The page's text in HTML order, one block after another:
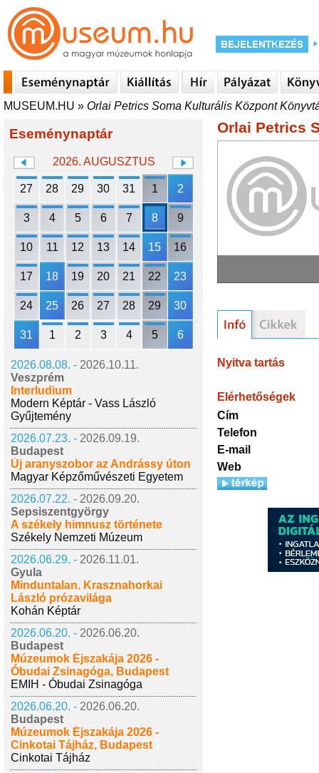
MUSEUM.HU » Orlai Petrics Soma Kulturális Központ
Eseménynaptár
2026. AUGUSZTUS
27 28 29 30 31 1 2
3 4 5 6 7 8 9
10 11 12 13 14 15 16
17 18 19 20 21 22 23
24 25 26 27 28 29 30
31 1 2 3 4 5 6
2026.08.08. - 2026.10.11.
Veszprém
Interludium
Modern Képtár - Vass László
Gyűjtemény
2026.07.23. - 2026.09.19.
Budapest
Új aranyszobor az Andrássy úton
Magyar Képzőművészeti Egyetem
2026.07.22. - 2026.09.20.
Sepsiszentgyörgy
A székely himnusz története
Székely Nemzeti Múzeum
2026.06.29. - 2026.11.01.
Gyula
Minduntalan. Krasznahorkai
László prózavilága
Kohán Képtár
2026.06.20. - 2026.06.20.
Budapest
Múzeumok Éjszakája 2026 -
Óbudai Zsinagóga, Budapest
EMIH - Óbudai Zsinagóga
2026.06.20. - 2026.06.20.
Budapest
Múzeumok Éjszakája 2026 -
Cinkotai Tájház, Budapest
Cinkotai Tájház
Orlai Petrics
Nyitva tartás
Elérhetőségek
Cím
Telefon
E-mail
Web